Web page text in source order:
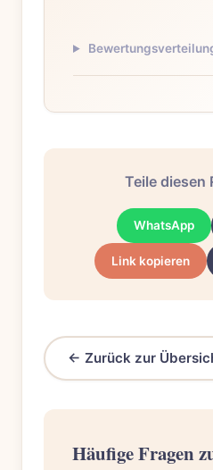
Teile diesen
WhatsApp
Link kopieren
← Zurück zur
Häufige Fragen